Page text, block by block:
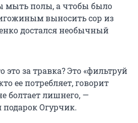
мыть полы, а чтобы было
выносить сор из
достался необычный
это за травка? Это «фильтруй
ее потребляет, говорит
болтает лишнего, —
Огурчик.